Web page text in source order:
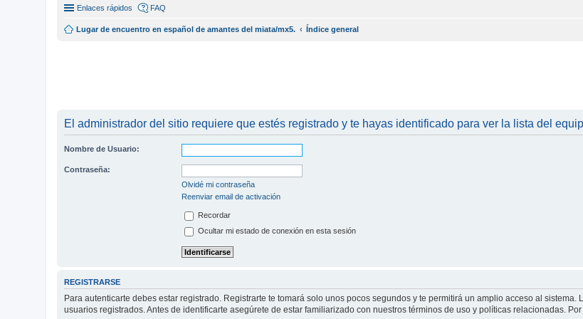
Enlaces rápidos FAQ
Lugar de encuentro en español de amantes del miata/mx5. Índice general
El administrador del sitio requiere que estés registrado y te hayas identificado para ver la lista del
Nombre de Usuario:
Contraseña:
Olvidé mi contraseña
Reenviar email de activación
Recordar
Ocultar mi estado de conexión en esta sesión
REGISTRARSE
Para autenticarte debes estar registrado. Registrarte te tomará solo unos pocos segundos y te permitirá un amplio acceso al
usuarios registrados. Antes de identificarte asegúrete de estar familiarizado con nuestros términos de uso y políticas relacionadas.